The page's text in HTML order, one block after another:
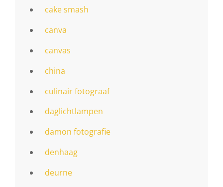
cake smash
canva
canvas
china
culinair fotograaf
daglichtlampen
damon fotografie
denhaag
deurne